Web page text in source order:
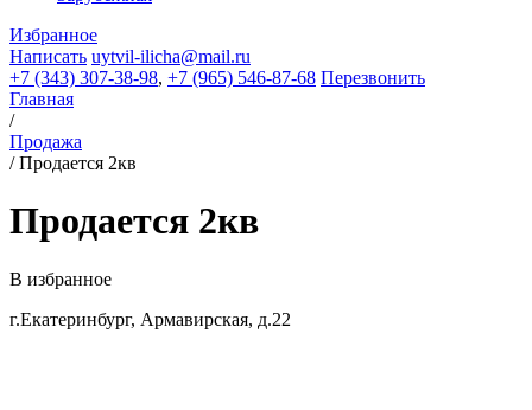
Избранное
Написать uytvil-ilicha@mail.ru
+7 (343) 307-38-98, +7 (965) 546-87-68 Перезвонить
Главная
/
Продажа
/Продается 2кв
Продается 2кв
В избранное
г.Екатеринбург, Армавирская, д.22